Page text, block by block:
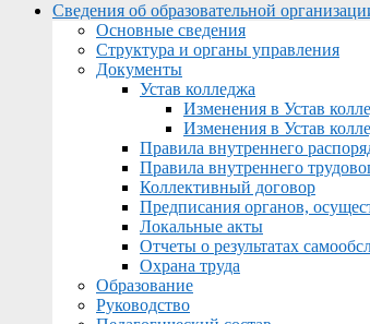
Menu
Сведения об образовательной
Основные сведения
Структура и органы управления
Документы
Устав колледжа
Изменения в Устав
Изменения в Устав
Правила внутреннего
Правила внутреннего
Коллективный договор
Предписания органов,
Локальные акты
Отчеты о результатах
Охрана труда
Образование
Руководство